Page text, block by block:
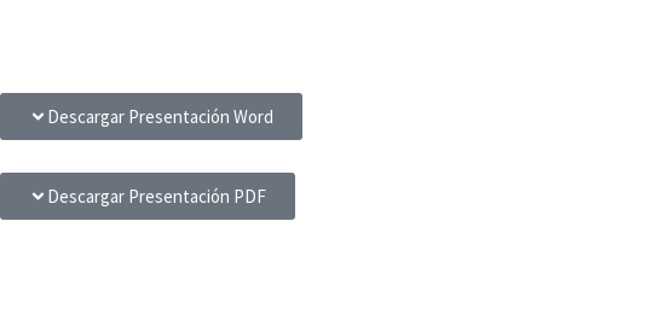
Descargar Presentación Word
Descargar Presentación PDF